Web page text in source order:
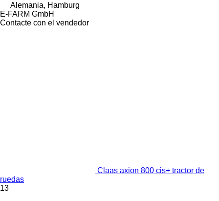
Alemania, Hamburg
E-FARM GmbH
Contacte con el vendedor
Claas axion 800 cis+ tractor de
ruedas
13